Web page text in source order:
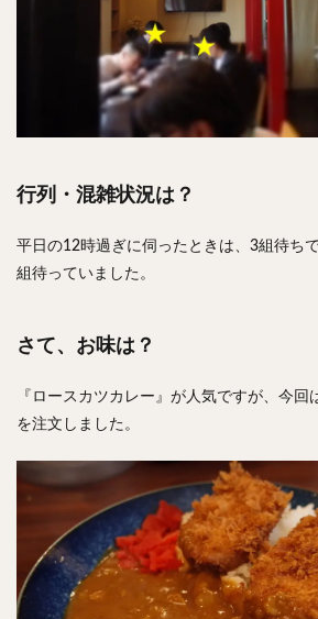
行列・混雑状況は？
平日の12時過ぎに伺ったときは、3組待ち
組待っていました。
さて、お味は？
『ロースカツカレー』が人気ですが、今回
を注文しました。